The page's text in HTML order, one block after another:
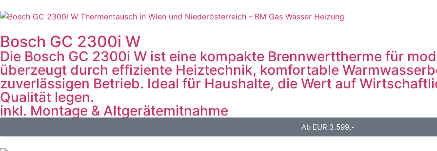
Bosch GC 2300i W
Die Bosch GC 2300i W ist eine kompakte Brennwerttherme für
überzeugt durch effiziente Heiztechnik, komfortable
zuverlässigen Betrieb. Ideal für Haushalte, die Wert auf
Qualität legen.
inkl. Montage & Altgerätemitnahme
Ab EUR 3.599,-